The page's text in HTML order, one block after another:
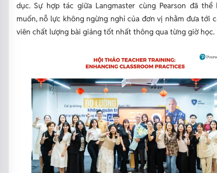
dục. Sự hợp tác giữa Langmaster cùng Pearson đã thể
muốn, nỗ lực không ngừng nghỉ của đơn vị nhằm đưa tới
viên chất lượng bài giảng tốt nhất thông qua từng giờ học.